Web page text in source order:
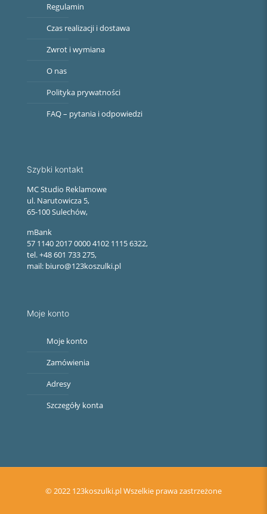
Regulamin
Czas realizacji i dostawa
Zwrot i wymiana
O nas
Polityka prywatności
FAQ – pytania i odpowiedzi
Szybki kontakt
MC Studio Reklamowe
ul. Narutowicza 5,
65-100 Sulechów,
mBank
57 1140 2017 0000 4102 1115 6322,
tel. +48 601 733 275,
mail: biuro@123koszulki.pl
Moje konto
Moje konto
Zamówienia
Adresy
Szczegóły konta
© 2022 123koszulki.pl Wszelkie prawa zastrzeżone